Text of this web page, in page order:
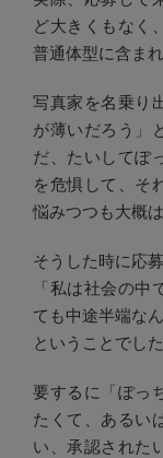
ど大きくもなく
普通体型に含ま
写真家を名乗り
が薄いだろう」
だ、たいしてぽ
を危惧して、そ
悩みつつも大概
そうした時に応
「私は社会の
ても中途半端な
ということでした
要するに「ぽっ
たくて、あるい
い、承認された